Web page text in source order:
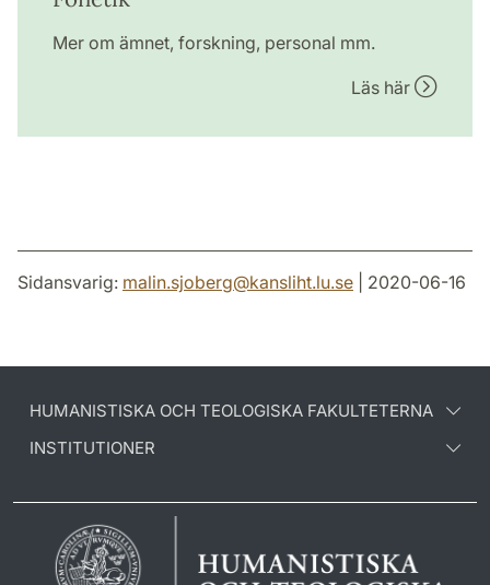
Mer om ämnet, forskning, personal mm.
Läs här
Sidansvarig: malin.sjoberg@kansliht.lu.se | 2020-06-16
HUMANISTISKA OCH TEOLOGISKA FAKULTETERNA
INSTITUTIONER